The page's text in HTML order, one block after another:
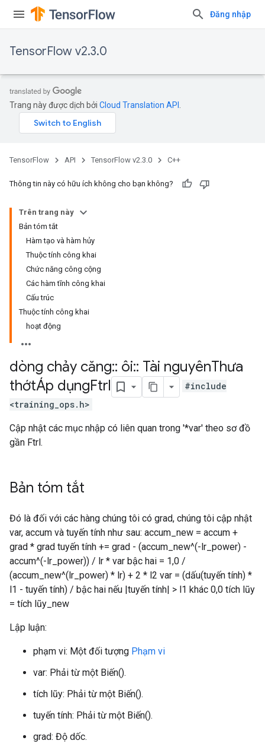
Đăng nhập
TensorFlow v2.3.0
Trang này được dịch bởi Cloud Translation API
TensorFlow API TensorFlow v2.3.0 C++
Thông tin này có hữu ích không cho bạn không?
Trên trang này
Bản tóm tắt
Hàm tạo và hàm hủy
Thuộc tính công khai
Chức năng công cộng
Các hàm tĩnh công khai
Cấu trúc
Thuộc tính công khai
hoạt động
dòng chảy căng:: ôi:: Tài nguyênThưa
thớtÁp dụngFtrl
#include
<training_ops.h>
Cập nhật các mục nhập có liên quan trong '*var' theo sơ đồ
gần Ftrl.
Bản tóm tắt
Đó là đối với các hàng chúng tôi có grad, chúng tôi cập nhật
var, accum và tuyến tính như sau: accum_new = accum +
grad * grad tuyến tính += grad - (accum_new^(-lr_power) -
accum^(-lr_power)) / lr * var bậc hai = 1,0 /
(accum_new^(lr_power) * lr) + 2 * l2 var = (dấu(tuyến tính) *
l1 - tuyến tính) / bậc hai nếu |tuyến tính| > l1 khác 0,0 tích lũy
= tích lũy_new
Lập luận:
phạm vi: Một đối tượng Phạm vi
var: Phải từ một Biến().
tích lũy: Phải từ một Biến().
tuyến tính: Phải từ một Biến().
grad: Độ dốc.